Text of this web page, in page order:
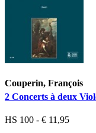
Couperin, François
2 Concerts à deux
HS 100 - € 11,95